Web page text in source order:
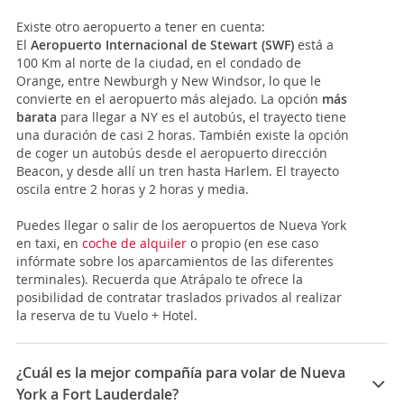
Existe otro aeropuerto a tener en cuenta:
El Aeropuerto Internacional de Stewart (SWF) está a
100 Km al norte de la ciudad, en el condado de
Orange, entre Newburgh y New Windsor, lo que le
convierte en el aeropuerto más alejado. La opción más
barata para llegar a NY es el autobús, el trayecto tiene
una duración de casi 2 horas. También existe la opción
de coger un autobús desde el aeropuerto dirección
Beacon, y desde allí un tren hasta Harlem. El trayecto
oscila entre 2 horas y 2 horas y media.
Puedes llegar o salir de los aeropuertos de Nueva York
en taxi, en coche de alquiler o propio (en ese caso
infórmate sobre los aparcamientos de las diferentes
terminales). Recuerda que Atrápalo te ofrece la
posibilidad de contratar traslados privados al realizar
la reserva de tu Vuelo + Hotel.
¿Cuál es la mejor compañía para volar de Nueva
York a Fort Lauderdale?